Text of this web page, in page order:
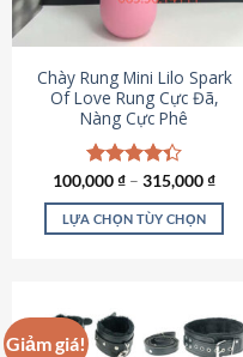
Chày Rung Mini Lilo Spark
Of Love Rung Cực Đã,
Nàng Cực Phê
Được xếp
hạng4.33
5 sao
100,000₫ – 315,000₫
LỰA CHỌN TÙY CHỌN
có
nhiều
Giảm giá!